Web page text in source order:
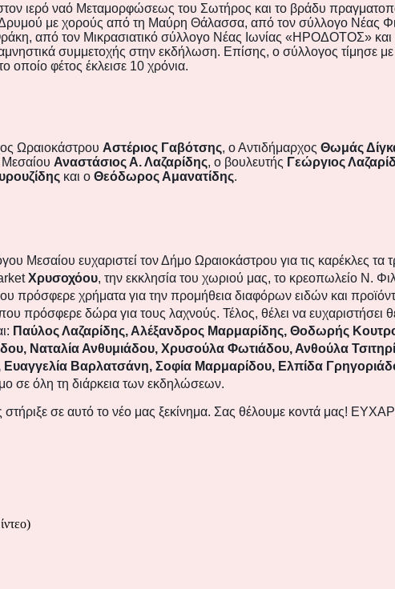
ιερό ναό Μεταμορφώσεως του Σωτήρος και το βράδυ
Δρυμού με χορούς από τη Μαύρη Θάλασσα, από τον σύλλογο Νέας
από τον Μικρασιατικό σύλλογο Νέας Ιωνίας «ΗΡΟΔΟΤΟΣ»
συμμετοχής στην εκδήλωση. Επίσης, ο σύλλογος τίμησε
οποίο φέτος έκλεισε 10 χρόνια.
Ωραιοκάστρου Αστέριος Γαβότσης, ο Αντιδήμαρχος Θωμάς
Μεσαίου Αναστάσιος Α. Λαζαρίδης, ο βουλευτής Γεώργιος
και ο Θεόδωρος Αμανατίδης.
Μεσαίου ευχαριστεί τον Δήμο Ωραιοκάστρου για τις καρέκλες
Χρυσοχόου, την εκκλησία του χωριού μας, το κρεοπωλείο Ν.
πρόσφερε χρήματα για την προμήθεια διαφόρων ειδών και
πρόσφερε δώρα για τους λαχνούς. Τέλος, θέλει να ευχαριστήσει
Παύλος Λαζαρίδης, Αλέξανδρος Μαρμαρίδης, Θοδωρής
Ναταλία Ανθυμιάδου, Χρυσούλα Φωτιάδου, Ανθούλα
Βαρλατσάνη, Σοφία Μαρμαρίδου, Ελπίδα
σε όλη τη διάρκεια των εκδηλώσεων.
στήριξε σε αυτό το νέο μας ξεκίνημα. Σας θέλουμε κοντά μας!